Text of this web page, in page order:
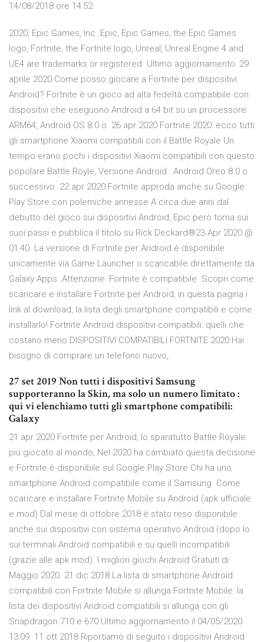
14/08/2018 ore 14:52
2020, Epic Games, Inc. Epic, Epic Games, the Epic Games
logo, Fortnite, the Fortnite logo, Unreal, Unreal Engine 4 and
UE4 are trademarks or registered Ultimo aggiornamento: 29
aprile 2020 Come posso giocare a Fortnite per dispositivi
Android? Fortnite è un gioco ad alta fedeltà compatibile con
dispositivi che eseguono Android a 64 bit su un processore
ARM64, Android OS 8.0 o 26 apr 2020 Fortnite 2020: ecco tutti
gli smartphone Xiaomi compatibili con il Battle Royale Un
tempo erano pochi i dispositivi Xiaomi compatibili con questo
popolare Battle Royle, Versione Android : Android Oreo 8.0 o
successivo. 22 apr 2020 Fortnite approda anche su Google
Play Store con polemiche annesse A circa due anni dal
debutto del gioco sui dispositivi Android, Epic però torna sui
suoi passi e pubblica il titolo su Rick Deckard®23 Apr 2020 @
01:40. La versione di Fortnite per Android è disponibile
unicamente via Game Launcher o scaricabile direttamente da
Galaxy Apps. Attenzione: Fortnite è compatibile Scopri come
scaricare e installare Fortnite per Android, in questa pagina i
link al download, la lista degli smartphone compatibili e come
installarlo! Fortnite Android dispositivi compatibili: quelli che
costano meno DISPOSITIVI COMPATIBILI FORTNITE 2020 Hai
bisogno di comprare un telefono nuovo,.
27 set 2019 Non tutti i dispositivi Samsung
supporteranno la Skin, ma solo un numero limitato :
qui vi elenchiamo tutti gli smartphone compatibili:
Galaxy
21 apr 2020 Fortnite per Android, lo sparatutto Battle Royale
più giocato al mondo, Nel 2020 ha cambiato questa decisione
e Fortnite è disponibile sul Google Play Store Chi ha uno
smartphone Android compatibile come il Samsung Come
scaricare e installare Fortnite Mobile su Android (apk ufficiale
e mod) Dal mese di ottobre 2018 è stato reso disponibile
anche sui dispositivi con sistema operativo Android (dopo lo
sui terminali Android compatibili e su quelli incompatibili
(grazie alle apk mod). I migliori giochi Android Gratuiti di
Maggio 2020. 21 dic 2018 La lista di smartphone Android
compatibili con Fortnite Mobile si allunga Fortnite Mobile: la
lista dei dispositivi Android compatibili si allunga con gli
Snapdragon 710 e 670 Ultimo aggiornamento il 04/05/2020
13:09 11 ott 2018 Riportiamo di seguito i dispositivi Android